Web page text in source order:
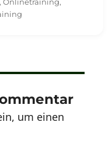
um einen